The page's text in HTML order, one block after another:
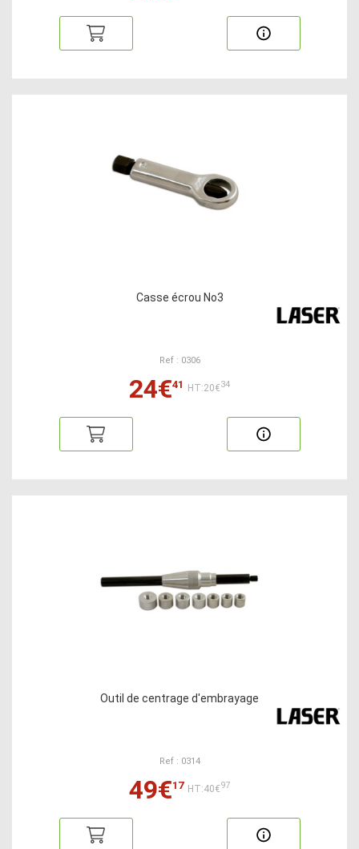
Casse écrou No3
Ref : 0306
24€41 HT:20€34
Outil de centrage d'embrayage
Ref : 0314
49€17 HT:40€97